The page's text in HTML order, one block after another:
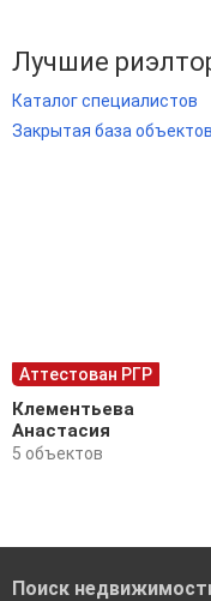
Лучшие
Каталог специалистов
Закрытая база объектов
Аттестован РГР
Клементьева
Анастасия
5 объектов
Поиск